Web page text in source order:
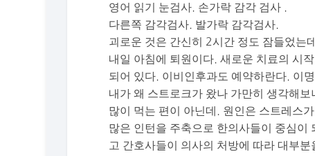
영어 읽기 눈검사. 손가락 감각 검사 .
다른쪽 감각검사. 발가락 감각검사.
괴로운 것은 간신히 2시간 정도 잠들었는
내일 아침에 퇴원이다. 새로운 치료의 시
되어 있다. 이비인후과도 예약하란다. 이
내가 왜 스트로크가 왔나 가만히 생각해
많이 먹는 편이 아닌데. 원인은 스트레스
많은 인턴을 주축으로 한의사들이 중심이
고 간호사들이 의사의 처방에 따라 대부분